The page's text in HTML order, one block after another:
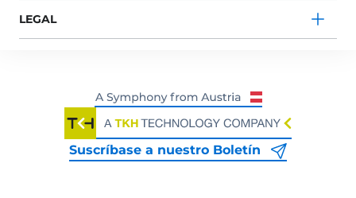
LEGAL
Suscríbase a nuestro Boletín